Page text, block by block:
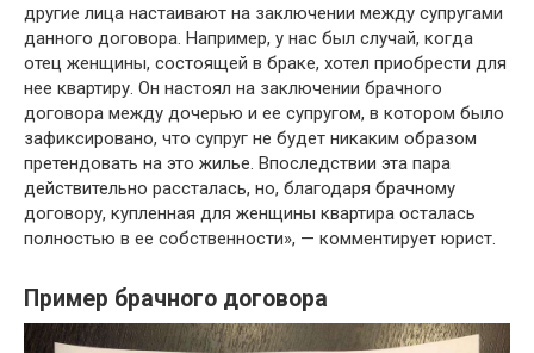
другие лица настаивают на заключении между супругами
данного договора. Например, у нас был случай, когда
отец женщины, состоящей в браке, хотел приобрести для
нее квартиру. Он настоял на заключении брачного
договора между дочерью и ее супругом, в котором было
зафиксировано, что супруг не будет никаким образом
претендовать на это жилье. Впоследствии эта пара
действительно рассталась, но, благодаря брачному
договору, купленная для женщины квартира осталась
полностью в ее собственности», — комментирует юрист.
Пример брачного договора